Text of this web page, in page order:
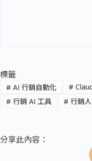
標籤
# AI 行銷自動化 #
# 行銷 AI 工具 # 行銷人
分享此內容：